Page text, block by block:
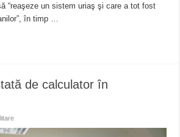
“reaşeze un sistem uriaş şi care a tot fost
în timp …
de calculator în